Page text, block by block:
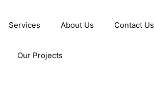
Services About Us Contact Us
Our Projects